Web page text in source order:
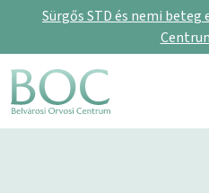
Sürgős STD és nemi
Skip to content
Main Navigation